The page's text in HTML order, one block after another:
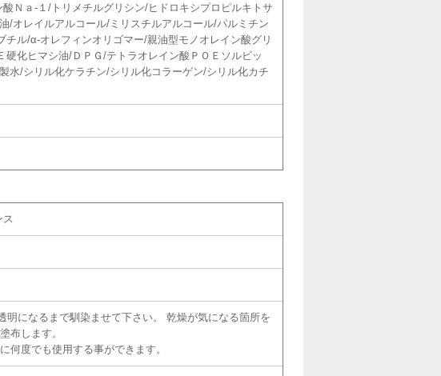
Ｎａ-１/トリメチルグリシン/ヒドロキシプロピルキトサ
/オレイルアルコール/ミリスチルアルコール/パルミチン
ル/α-オレフィンオリゴマー/親油型モノオレイン酸グリ
化ヒマシ油/ＤＰＧ/テトラオレイン酸ＰＯＥソルビッ
水/シリル化ケラチン/シリル化コラーゲン/シリル化カチ
ス
明になるまで馴染ませて下さい。 乾燥が気になる箇所を
布します。
何度でも使用する事ができます。